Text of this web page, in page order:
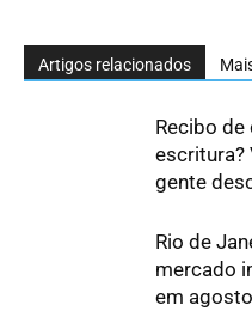
Artigos relacionados
Recibo de
escritura?
gente
Rio de
mercado
em